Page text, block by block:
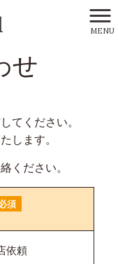
MENU
せ
てください。
します。
ください。
須
依頼